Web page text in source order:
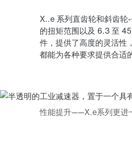
X..e 系列直齿轮和斜齿
的扭矩范围以及 6.3 至
件，提供了高度的灵活
都能为各种要求提供合适